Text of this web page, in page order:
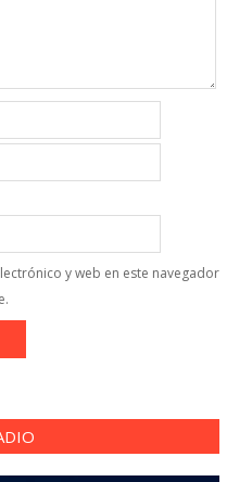
y web en este navegador